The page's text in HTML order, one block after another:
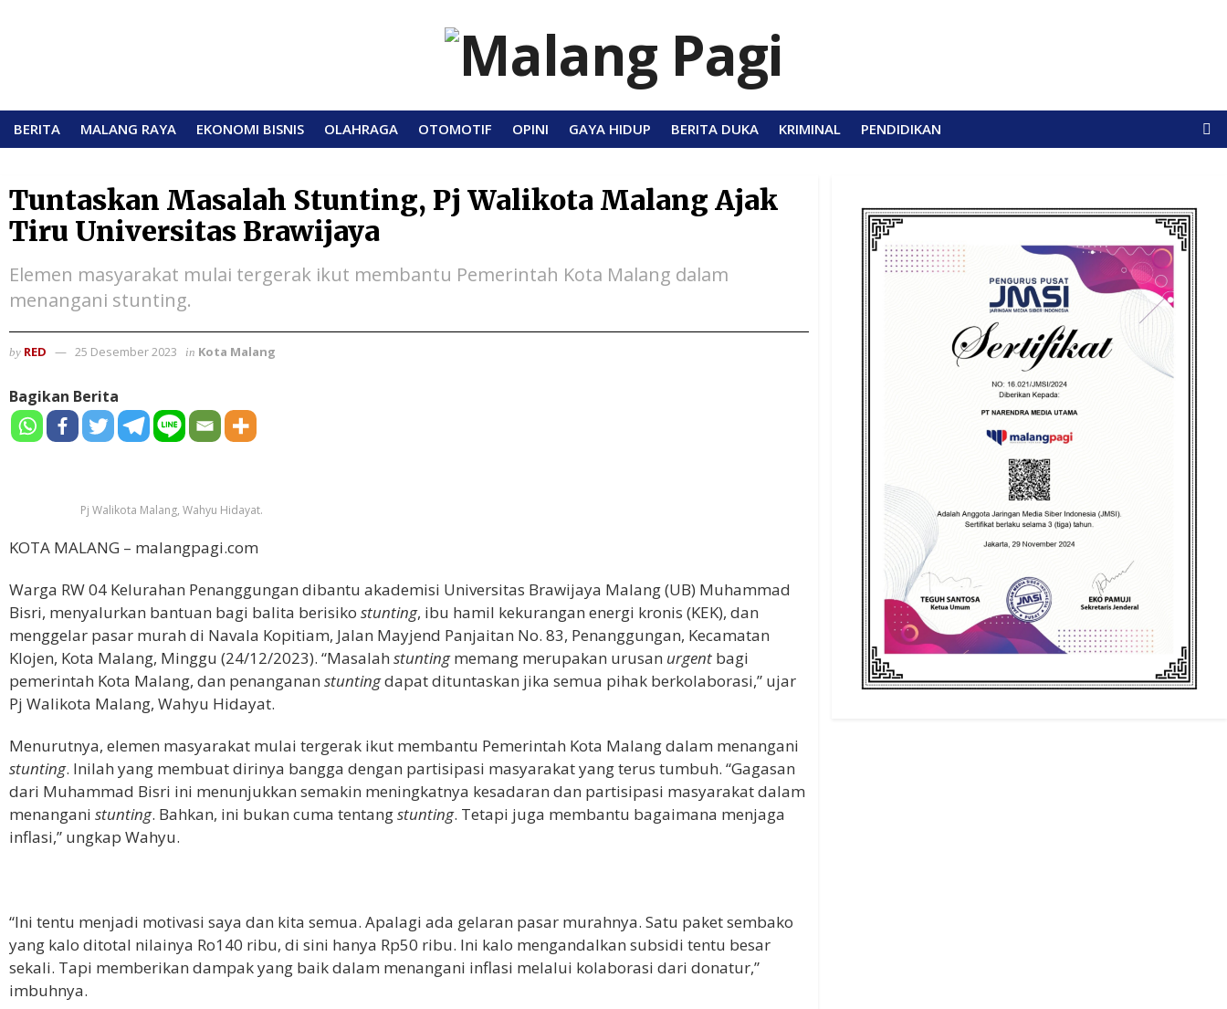
BERITA MALANG RAYA EKONOMI BISNIS OLAHRAGA OTOMOTIF OPINI GAYA HIDUP BERITA DUKA KRIMINAL PENDIDIKAN
Tuntaskan Masalah Stunting, Pj Walikota Malang Ajak
Tiru Universitas Brawijaya
Elemen masyarakat mulai tergerak ikut membantu Pemerintah Kota Malang dalam
menangani stunting.
by RED 25 Desember 2023 in Kota Malang
Bagikan Berita
Pj Walikota Malang, Wahyu Hidayat.
KOTA MALANG – malangpagi.com
Warga RW 04 Kelurahan Penanggungan dibantu akademisi Universitas Brawijaya Malang (UB) Muhammad
Bisri, menyalurkan bantuan bagi balita berisiko stunting, ibu hamil kekurangan energi kronis (KEK), dan
menggelar pasar murah di Navala Kopitiam, Jalan Mayjend Panjaitan No. 83, Penanggungan, Kecamatan
Klojen, Kota Malang, Minggu (24/12/2023). “Masalah stuntingmemang merupakan urusan urgent bagi
pemerintah Kota Malang, dan penanganan stuntingdapat dituntaskan jika semua pihak berkolaborasi,” ujar
Pj Walikota Malang, Wahyu Hidayat.
Menurutnya, elemen masyarakat mulai tergerak ikut membantu Pemerintah Kota Malang dalam menangani
stunting. Inilah yang membuat dirinya bangga dengan partisipasi masyarakat yang terus tumbuh. “Gagasan
dari Muhammad Bisri ini menunjukkan semakin meningkatnya kesadaran dan partisipasi masyarakat dalam
menangani stunting. Bahkan, ini bukan cuma tentangstunting. Tetapi juga membantu bagaimana menjaga
inflasi,” ungkap Wahyu.
“Ini tentu menjadi motivasi saya dan kita semua. Apalagi ada gelaran pasar murahnya. Satu paket sembako
yang kalo ditotal nilainya Ro140 ribu, di sini hanya Rp50 ribu. Ini kalo mengandalkan subsidi tentu besar
sekali. Tapi memberikan dampak yang baik dalam menangani inflasi melalui kolaborasi dari donatur,”
imbuhnya.